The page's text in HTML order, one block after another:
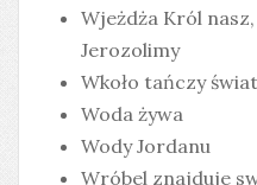
Wjeżdża Król nasz,
Jerozolimy
Wkoło tańczy świat
Woda żywa
Wody Jordanu
Wróbel znajduje